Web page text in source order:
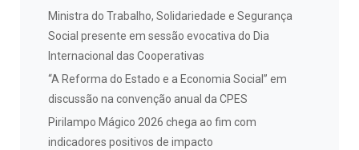
Ministra do Trabalho, Solidariedade e Segurança
Social presente em sessão evocativa do Dia
Internacional das Cooperativas
“A Reforma do Estado e a Economia Social” em
discussão na convenção anual da CPES
Pirilampo Mágico 2026 chega ao fim com
indicadores positivos de impacto